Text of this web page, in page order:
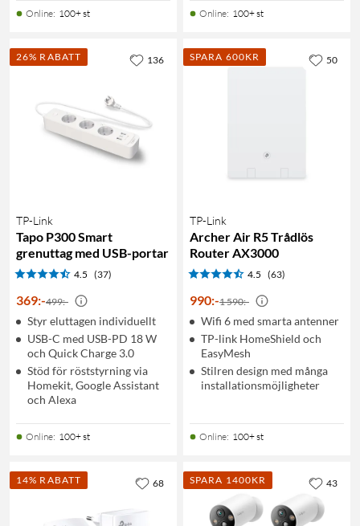
Online: 100+ st Online: 100+ st
26% RABATT
TP-Link
Tapo P300 Smart
grenuttag med USB-portar
4.5 (37)
369:-499:-
Styr eluttagen individuellt
USB-C med USB-PD 18 W
och Quick Charge 3.0
Stöd för röststyrning via
Homekit, Google Assistant
och Alexa
Online: 100+ st
136 SPARA 600KR
TP-Link
Archer Air R5 Trådlös
Router AX3000
4.5 (63)
990:-1 590:-
Wifi 6 med smarta antenner
TP-link HomeShield och
EasyMesh
Stilren design med många
installationsmöjligheter
Online: 100+ st
50
14% RABATT 68 SPARA 1400KR 43